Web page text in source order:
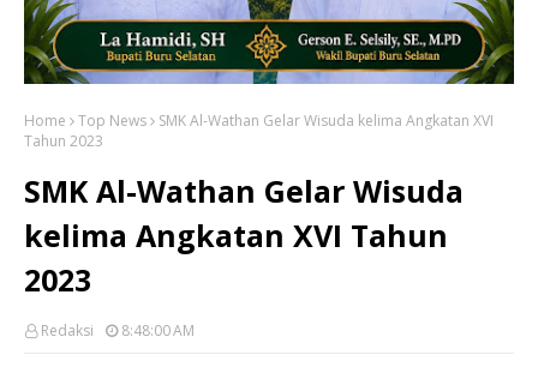
Home Top News
SMK Al-Wathan Gelar Wisuda kelima Angkatan XVI
Tahun 2023
SMK Al-Wathan Gelar Wisuda
kelima Angkatan XVI Tahun
2023
Redaksi 8:48:00 AM